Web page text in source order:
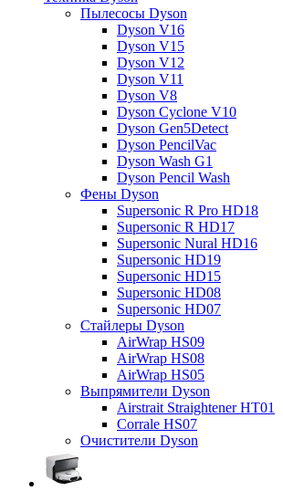
Пылесосы Dyson
Dyson V16
Dyson V15
Dyson V12
Dyson V11
Dyson V8
Dyson Cyclone V10
Dyson Gen5Detect
Dyson PencilVac
Dyson Wash G1
Dyson Pencil Wash
Фены Dyson
Supersonic R Pro HD18
Supersonic R HD17
Supersonic Nural HD16
Supersonic HD19
Supersonic HD15
Supersonic HD08
Supersonic HD07
Стайлеры Dyson
AirWrap HS09
AirWrap HS08
AirWrap HS05
Выпрямители Dyson
Airstrait Straightener HT01
Corrale HS07
Очистители Dyson